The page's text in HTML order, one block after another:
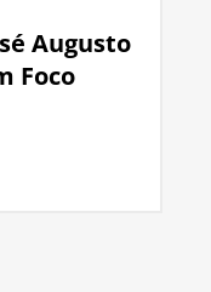
Augusto
Foco